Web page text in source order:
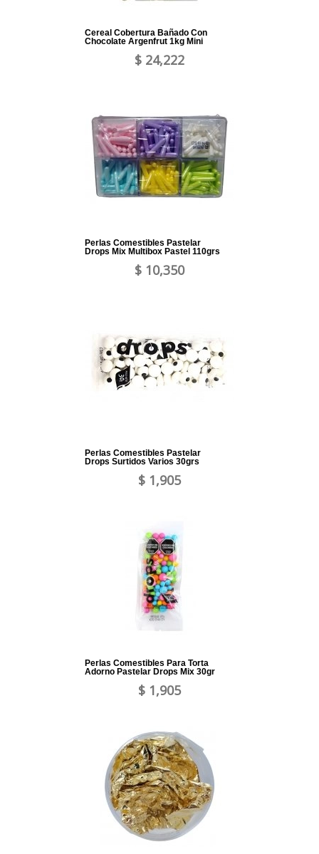
Cereal Cobertura Bañado Con
Chocolate Argenfrut 1kg Mini
$ 24,222
Perlas Comestibles Pastelar
Drops Mix Multibox Pastel 110grs
$ 10,350
Perlas Comestibles Pastelar
Drops Surtidos Varios 30grs
$ 1,905
Perlas Comestibles Para Torta
Adorno Pastelar Drops Mix 30gr
$ 1,905